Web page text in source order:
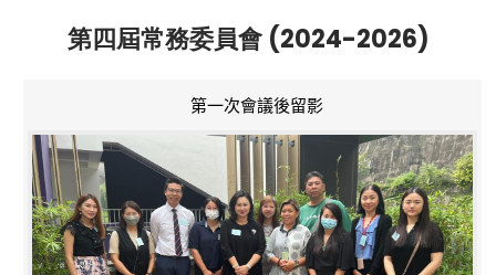
第四屆常務委員會 (2024-2026)
第一次會議後留影